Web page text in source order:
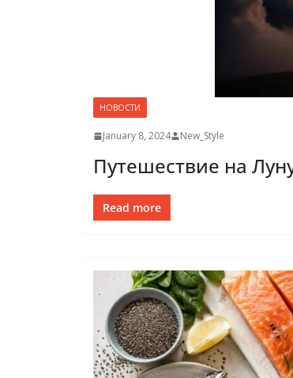
НОВОСТИ
January 8, 2024 New_Style
Путешествие на
Read more